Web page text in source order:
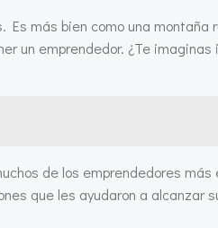
más bien como una
emprendedor. ¿Te
de los emprendedores
que les ayudaron a